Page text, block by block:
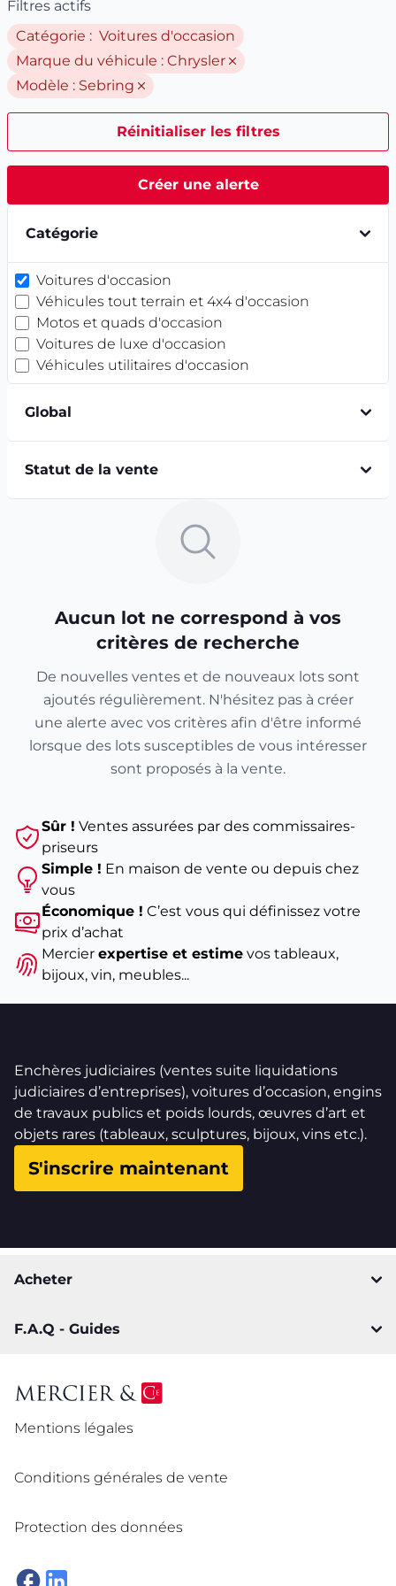
Filtres actifs
Catégorie : Voitures d'occasion
Marque du véhicule : Chrysler
Modèle : Sebring
Réinitialiser les filtres
Créer une alerte
Catégorie
Voitures d'occasion
Véhicules tout terrain et 4x4 d'occasion
Motos et quads d'occasion
Voitures de luxe d'occasion
Véhicules utilitaires d'occasion
Global
Statut de la vente
Aucun lot ne correspond à vos
critères de recherche
De nouvelles ventes et de nouveaux lots sont
ajoutés régulièrement. N'hésitez pas à créer
une alerte avec vos critères afin d'être informé
lorsque des lots susceptibles de vous intéresser
sont proposés à la vente.
Sûr ! Ventes assurées par des commissaires-
priseurs
Simple ! En maison de vente ou depuis chez
vous
Économique ! C’est vous qui définissez votre
prix d’achat
Mercier expertise et estimevos tableaux,
bijoux, vin, meubles...
Enchères judiciaires (ventes suite liquidations
judiciaires d’entreprises), voitures d’occasion, engins
de travaux publics et poids lourds, œuvres d’art et
objets rares (tableaux, sculptures, bijoux, vins etc.).
S'inscrire maintenant
Acheter
F.A.Q - Guides
Mentions légales
Conditions générales de vente
Protection des données